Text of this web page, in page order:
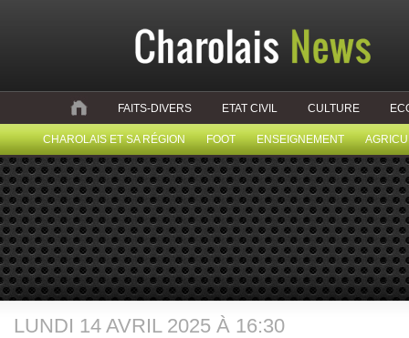
FAITS-DIVERS ETAT CIVIL CULTURE
CHAROLAIS ET SA RÉGION FOOT ENSEIGNEMENT
LUNDI 14 AVRIL 2025 À 16:30